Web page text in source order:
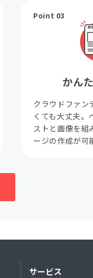
Point 03
かん
クラウドファン
くても大丈夫。
ストと画像を組
ージの作成が可
サービス